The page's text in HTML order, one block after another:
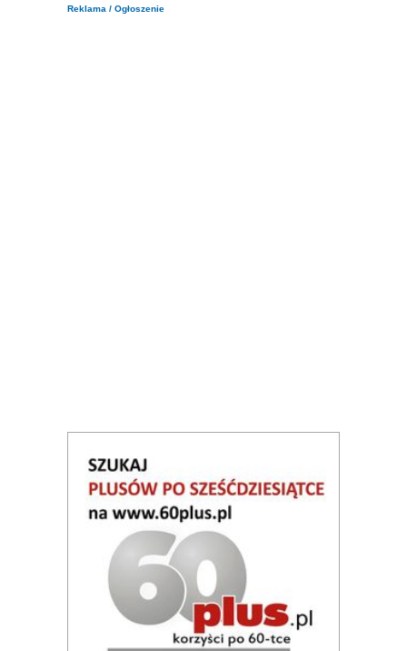
Reklama / Ogłoszenie